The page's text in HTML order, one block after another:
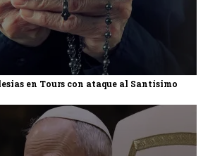
en Tours con ataque al Santísimo